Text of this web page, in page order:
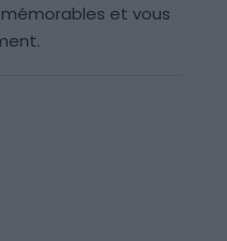
et vous